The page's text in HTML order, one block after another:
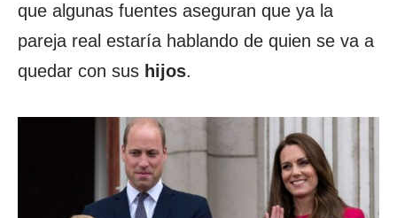
que algunas fuentes aseguran que ya la
pareja real estaría hablando de quien se va a
quedar con sus hijos.